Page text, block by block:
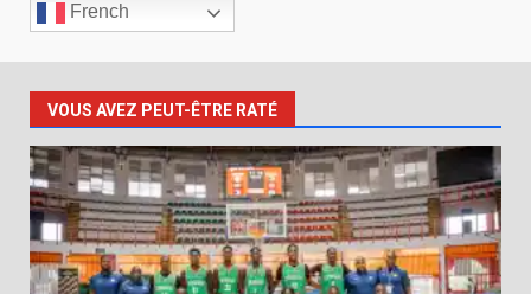
French
VOUS AVEZ PEUT-ÊTRE RATÉ